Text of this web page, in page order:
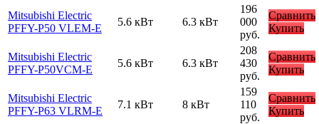
Mitsubishi Electric
PFFY-P50 VLEM-E
5.6 кВт 6.3 кВт
196
000
руб.
Сравнить
Купить
Mitsubishi Electric
PFFY-P50VCM-E
5.6 кВт 6.3 кВт
208
430
руб.
Сравнить
Купить
Mitsubishi Electric
PFFY-P63 VLRM-E
7.1 кВт 8 кВт
159
110
руб.
Сравнить
Купить